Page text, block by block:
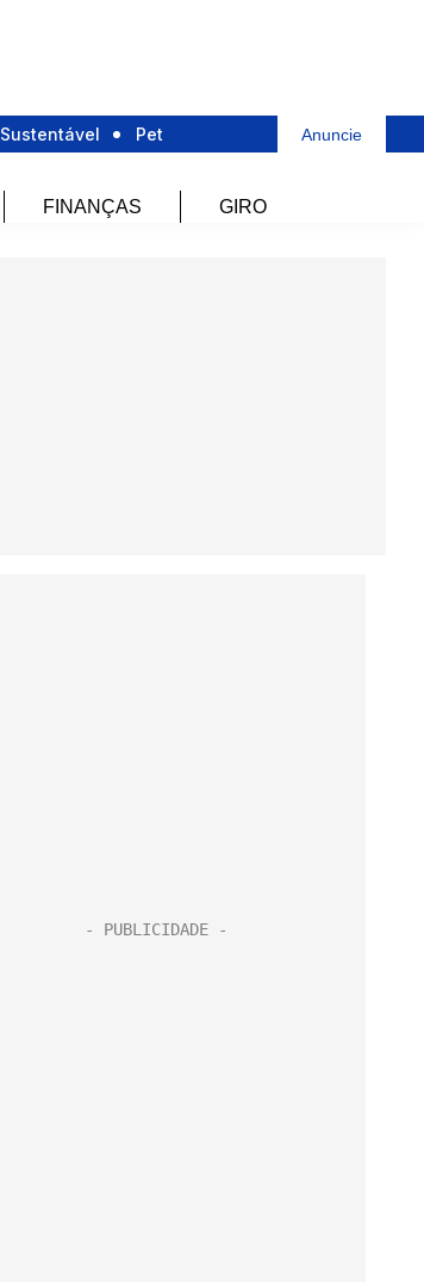
Sustentável Pet Anuncie
FINANÇAS GIRO